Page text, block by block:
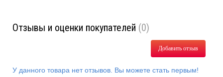
Отзывы и оценки покупателей (0)
Добавить отзыв
У данного товара нет отзывов. Вы можете стать первым!